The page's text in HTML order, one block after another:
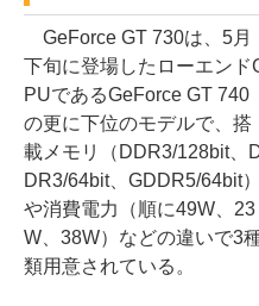
GeForce GT 730は、5月
下旬に登場したローエンド
PUであるGeForce GT 740
の更に下位のモデルで、搭
載メモリ（DDR3/128bit、
DR3/64bit、GDDR5/64bit）
や消費電力（順に49W、23
W、38W）などの違いで3
類用意されている。